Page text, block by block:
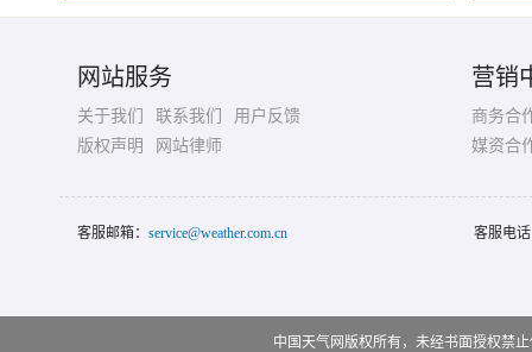
网站服务
关于我们 联系我们
用户反馈
版权声明
网站律师
营销
商务合
媒资合
客服邮箱： service@weather.com.cn 客服电
中国天气网版权所有，未经书面授权